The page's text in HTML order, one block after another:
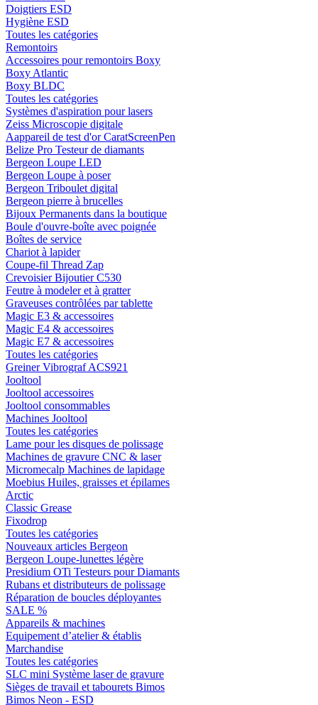
Doigtiers ESD
Hygiène ESD
Toutes les catégories
Remontoirs
Accessoires pour remontoirs Boxy
Boxy Atlantic
Boxy BLDC
Toutes les catégories
Systèmes d'aspiration pour lasers
Zeiss Microscopie digitale
Aappareil de test d'or CaratScreenPen
Belize Pro Testeur de diamants
Bergeon Loupe LED
Bergeon Loupe à poser
Bergeon Triboulet digital
Bergeon pierre à brucelles
Bijoux Permanents dans la boutique
Boule d'ouvre-boîte avec poignée
Boîtes de service
Chariot à lapider
Coupe-fil Thread Zap
Crevoisier Bijoutier C530
Feutre à modeler et à gratter
Graveuses contrôlées par tablette
Magic E3 & accessoires
Magic E4 & accessoires
Magic E7 & accessoires
Toutes les catégories
Greiner Vibrograf ACS921
Jooltool
Jooltool accessoires
Jooltool consommables
Machines Jooltool
Toutes les catégories
Lame pour les disques de polissage
Machines de gravure CNC & laser
Micromecalp Machines de lapidage
Moebius Huiles, graisses et épilames
Arctic
Classic Grease
Fixodrop
Toutes les catégories
Nouveaux articles Bergeon
Bergeon Loupe-lunettes légère
Presidium OTi Testeurs pour Diamants
Rubans et distributeurs de polissage
Réparation de boucles déployantes
SALE %
Appareils & machines
Equipement d’atelier & établis
Marchandise
Toutes les catégories
SLC mini Système laser de gravure
Sièges de travail et tabourets Bimos
Bimos Neon - ESD